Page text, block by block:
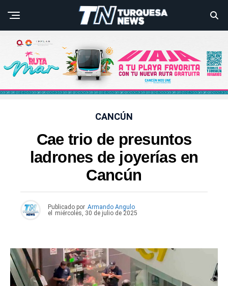
CANCÚN
Cae trio de presuntos
ladrones de joyerías en
Cancún
Publicado por Armando Angulo
el
miércoles, 30 de julio de 2025